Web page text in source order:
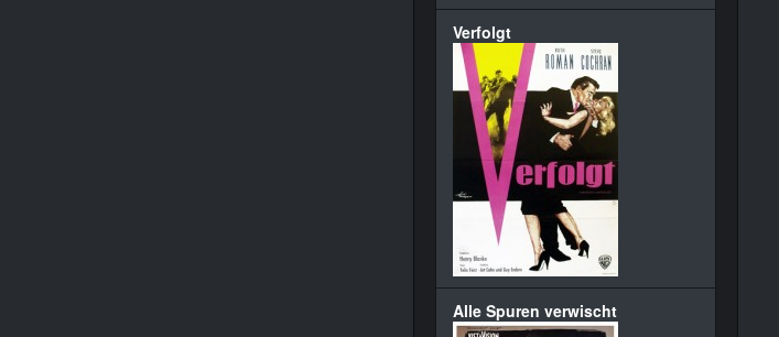
Verfolgt
Alle Spuren verwischt